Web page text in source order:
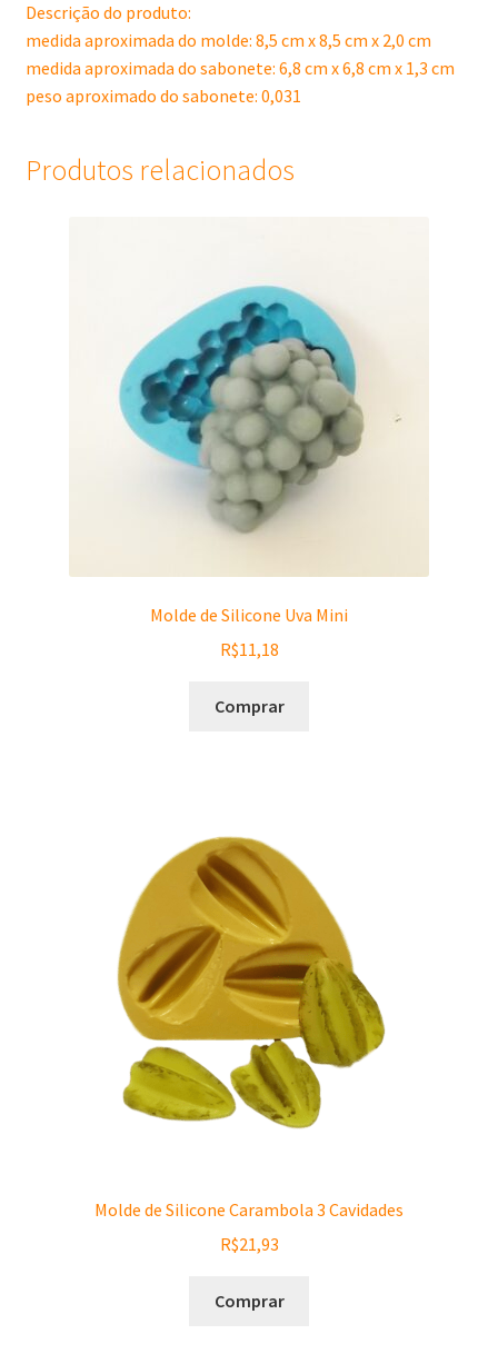
Descrição do produto:
medida aproximada do molde: 8,5 cm x 8,5 cm x 2,0 cm
medida aproximada do sabonete: 6,8 cm x 6,8 cm x 1,3 cm
peso aproximado do sabonete: 0,031
Produtos relacionados
Molde de Silicone Uva Mini
R$11,18
Comprar
Molde de Silicone Carambola 3 Cavidades
R$21,93
Comprar